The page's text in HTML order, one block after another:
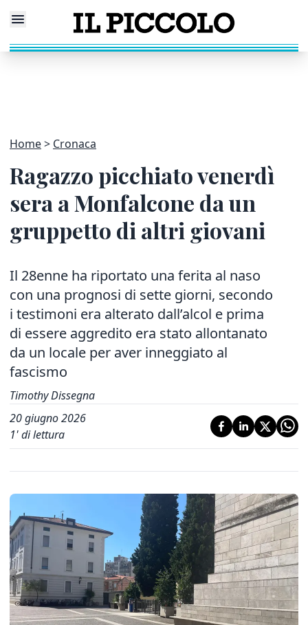
Home Cronaca
Ragazzo picchiato venerdì
sera a Monfalcone da un
gruppetto di altri giovani
Il 28enne ha riportato una ferita al naso
con una prognosi di sette giorni, secondo
i testimoni era alterato dall’alcol e prima
di essere aggredito era stato allontanato
da un locale per aver inneggiato al
fascismo
Timothy Dissegna
20 giugno 2026
1' di lettura